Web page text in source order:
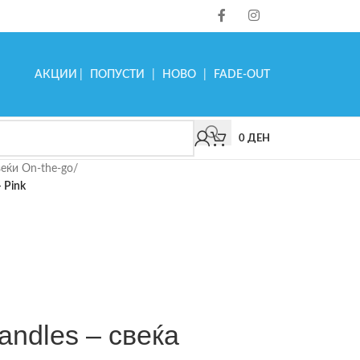
АКЦИИ ПОПУСТИ НОВО FADE-OUT
0 ДЕН
On-the-go/
Pink
– свеќа